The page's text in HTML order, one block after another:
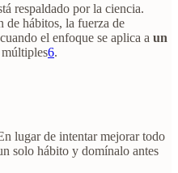
respaldado por la ciencia.
de hábitos, la fuerza de
el enfoque se aplica a un
6.
lugar de intentar mejorar todo
solo hábito y domínalo antes